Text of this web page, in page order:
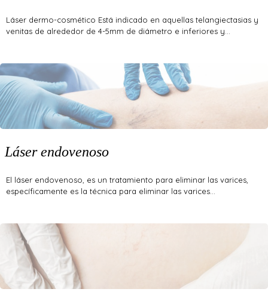
Láser dermo-cosmético Está indicado en aquellas telangiectasias y
venitas de alrededor de 4-5mm de diámetro e inferiores y…
Láser endovenoso
El láser endovenoso, es un tratamiento para eliminar las varices,
específicamente es la técnica para eliminar las varices…